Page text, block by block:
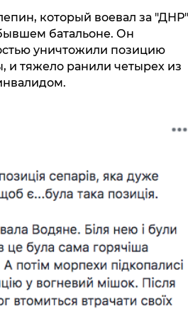
который воевал за
батальоне. Он
уничтожили позицию
и тяжело ранили четырех из